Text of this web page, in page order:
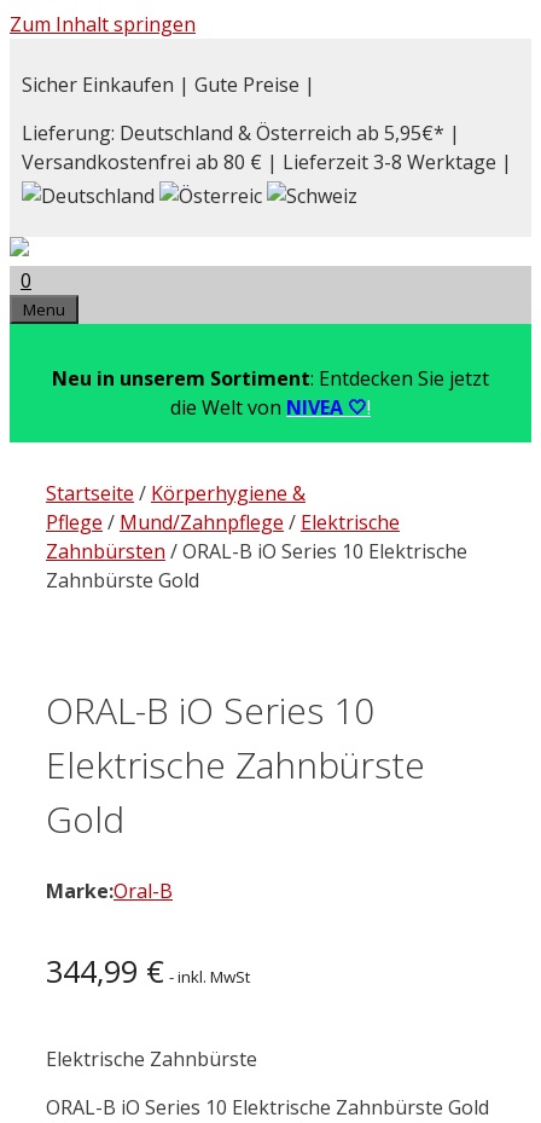
Zum Inhalt springen
Sicher Einkaufen | Gute Preise |
Lieferung: Deutschland & Österreich ab 5,95€* |
Versandkostenfrei ab 80 € | Lieferzeit 3-8 Werktage |
0
Menu
Neu in unserem Sortiment: Entdecken Sie jetzt
die Welt von NIVEA 🤍!
Startseite / Körperhygiene &
Pflege / Mund/Zahnpflege / Elektrische
Zahnbürsten / ORAL-B iO Series 10 Elektrische
Zahnbürste Gold
ORAL-B iO Series 10
Elektrische Zahnbürste
Gold
Marke:Oral-B
344,99 € - inkl. MwSt
Elektrische Zahnbürste
ORAL-B iO Series 10 Elektrische Zahnbürste Gold